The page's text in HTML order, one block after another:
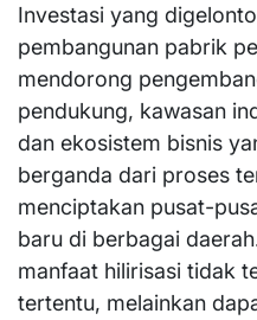
Investasi yang
pembangunan pabrik
mendorong
pendukung, kawasan
dan ekosistem bisnis
berganda dari proses
menciptakan pusat-
baru di berbagai
manfaat hilirisasi tidak
tertentu, melainkan